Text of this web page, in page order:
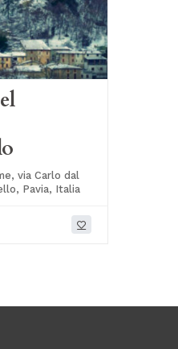
via Carlo dal
Pavia, Italia